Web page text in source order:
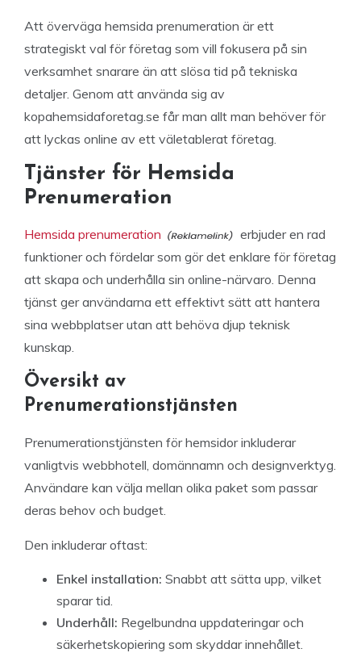
Att överväga hemsida prenumeration är ett
strategiskt val för företag som vill fokusera på sin
verksamhet snarare än att slösa tid på tekniska
detaljer. Genom att använda sig av
kopahemsidaforetag.se får man allt man behöver för
att lyckas online av ett väletablerat företag.
Tjänster för Hemsida
Prenumeration
Hemsida prenumeration
erbjuder en rad
funktioner och fördelar som gör det enklare för företag
att skapa och underhålla sin online-närvaro. Denna
tjänst ger användarna ett effektivt sätt att hantera
sina webbplatser utan att behöva djup teknisk
kunskap.
Översikt av
Prenumerationstjänsten
Prenumerationstjänsten för hemsidor inkluderar
vanligtvis webbhotell, domännamn och designverktyg.
Användare kan välja mellan olika paket som passar
deras behov och budget.
Den inkluderar oftast:
Enkel installation: Snabbt att sätta upp, vilket
sparar tid.
Underhåll: Regelbundna uppdateringar och
säkerhetskopiering som skyddar innehållet.